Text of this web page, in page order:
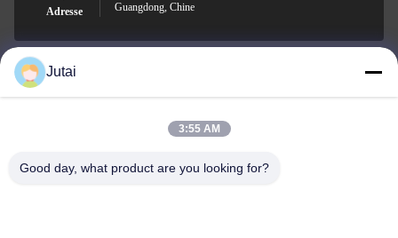
Adresse
Guangdong, Chine
jutaisales18@gmail.com
Jutai
3:55 AM
Good day, what product are you looking for?